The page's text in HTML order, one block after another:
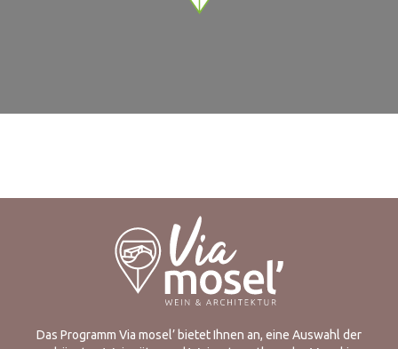
Das Programm Via mosel’ bietet Ihnen an, eine Auswahl der